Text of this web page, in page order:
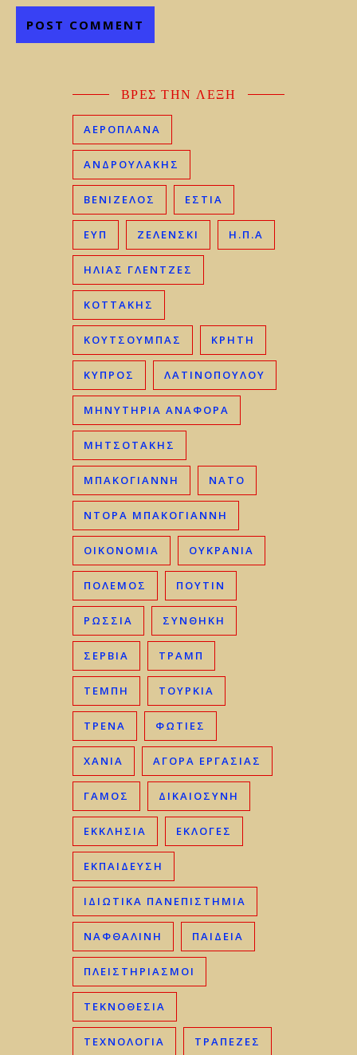
ΒΡΕΣ ΤΗΝ ΛΕΞΗ
ΑΕΡΟΠΛΑΝΑ
ΑΝΔΡΟΥΛΑΚΗΣ
ΒΕΝΙΖΈΛΟΣ ΕΣΤΙΑ
ΕΥΠ ΖΕΛΕΝΣΚΙ Η.Π.Α
ΗΛΊΑΣ ΓΛΕΝΤΖΈΣ
ΚΟΤΤΑΚΗΣ
ΚΟΥΤΣΟΥΜΠΑΣ ΚΡΉΤΗ
ΚΎΠΡΟΣ ΛΑΤΙΝΟΠΟΥΛΟΥ
ΜΗΝΥΤΗΡΙΑ ΑΝΑΦΟΡΑ
ΜΗΤΣΟΤΆΚΗΣ
ΜΠΑΚΟΓΙΆΝΝΗ ΝΑΤΟ
ΝΤΟΡΑ ΜΠΑΚΟΓΙΑΝΝΗ
ΟΙΚΟΝΟΜΊΑ ΟΥΚΡΑΝΊΑ
ΠΟΛΕΜΟΣ ΠΟΥΤΙΝ
ΡΩΣΣΊΑ ΣΥΝΘΗΚΗ
ΣΕΡΒΊΑ ΤΡΑΜΠ
ΤΈΜΠΗ ΤΟΥΡΚΊΑ
ΤΡΈΝΑ ΦΩΤΙΈΣ
ΧΑΝΙΆ ΑΓΟΡΆ ΕΡΓΑΣΊΑΣ
ΓΑΜΟΣ ΔΙΚΑΙΟΣΎΝΗ
ΕΚΚΛΗΣΊΑ ΕΚΛΟΓΈΣ
ΕΚΠΑΊΔΕΥΣΗ
ΙΔΙΩΤΙΚΆ ΠΑΝΕΠΙΣΤΉΜΙΑ
ΝΑΦΘΑΛΊΝΗ ΠΑΙΔΕΊΑ
ΠΛΕΙΣΤΗΡΙΑΣΜΟΊ
ΤΕΚΝΟΘΕΣΊΑ
ΤΕΧΝΟΛΟΓΊΑ ΤΡΆΠΕΖΕΣ